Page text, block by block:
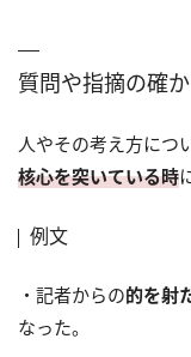
質問や指摘の確
人やその考え方につ
核心を突いている時
例文
・記者からの的を射
なった。